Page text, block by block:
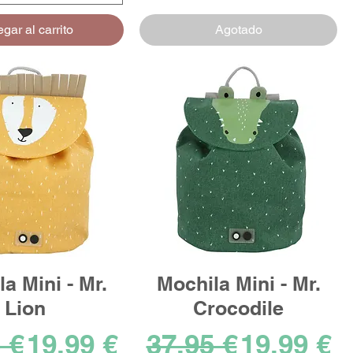
al carrito Agotado
Mini - Mr.
Lion
€Precio de oferta
19,99 €
Mochila Mini - Mr.
Crocodile
Precio
37,95 €Precio
19,99 €